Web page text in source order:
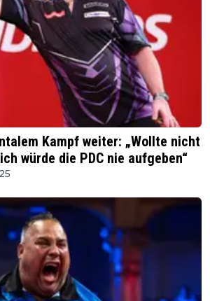
Kampf weiter: „Wollte nicht
würde die PDC nie aufgeben“